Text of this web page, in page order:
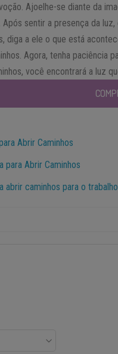
Ajoelhe-se diante da
sentir a presença da
diga a ele o que está
Agora, tenha paciência
você encontrará a luz
Abrir Caminhos
para Abrir Caminhos
abrir caminhos para o trabalho